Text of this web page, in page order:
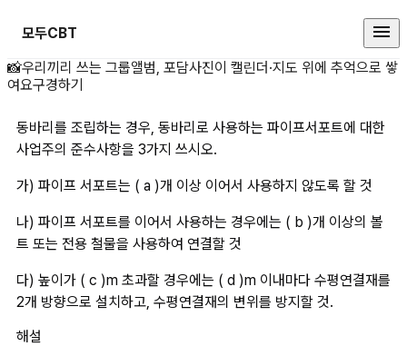
모두CBT
동바리를 조립하는 경우, 동바리로
📸우리끼리 쓰는 그룹앨범, 포담사진이 캘린더·지도 위에 추억으로 쌓
여요구경하기
동바리를 조립하는 경우, 동바리로 사용하는 파이프서포트에 대한
사업주의 준수사항을 3가지 쓰시오.
가) 파이프 서포트는 ( a )개 이상 이어서 사용하지 않도록 할 것
나) 파이프 서포트를 이어서 사용하는 경우에는 ( b )개 이상의 볼
트 또는 전용 철물을 사용하여 연결할 것
다) 높이가 ( c )m 초과할 경우에는 ( d )m 이내마다 수평연결재를
2개 방향으로 설치하고, 수평연결재의 변위를 방지할 것.
해설